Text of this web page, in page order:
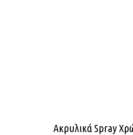
Ακρυλικά Spray